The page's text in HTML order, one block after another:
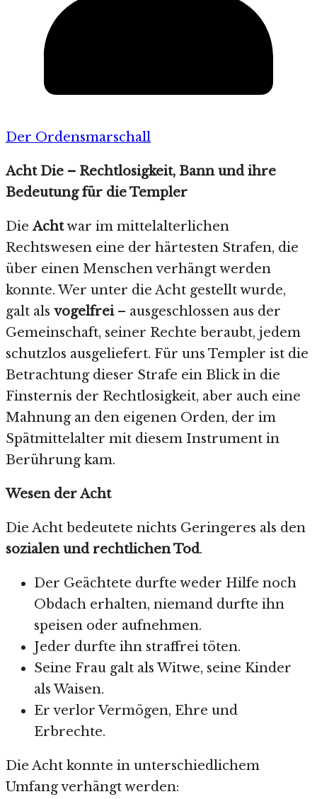
Der Ordensmarschall
Acht Die – Rechtlosigkeit, Bann und ihre
Bedeutung für die Templer
Die Achtwar im mittelalterlichen
Rechtswesen eine der härtesten Strafen, die
über einen Menschen verhängt werden
konnte. Wer unter die Acht gestellt wurde,
galt als vogelfrei– ausgeschlossen aus der
Gemeinschaft, seiner Rechte beraubt, jedem
schutzlos ausgeliefert. Für uns Templer ist die
Betrachtung dieser Strafe ein Blick in die
Finsternis der Rechtlosigkeit, aber auch eine
Mahnung an den eigenen Orden, der im
Spätmittelalter mit diesem Instrument in
Berührung kam.
Wesen der Acht
Die Acht bedeutete nichts Geringeres als den
sozialen und rechtlichen Tod.
Der Geächtete durfte weder Hilfe noch
Obdach erhalten, niemand durfte ihn
speisen oder aufnehmen.
Jeder durfte ihn straffrei töten.
Seine Frau galt als Witwe, seine Kinder
als Waisen.
Er verlor Vermögen, Ehre und
Erbrechte.
Die Acht konnte in unterschiedlichem
Umfang verhängt werden: